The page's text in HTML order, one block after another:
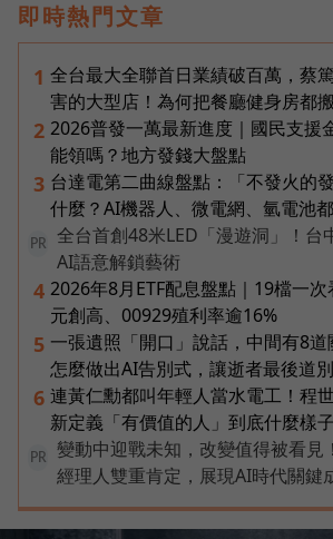
即時熱門文章
1 全台最大全聯首日業績破百萬，蔡
害的大型店！為何把餐廳健身房都
2 2026普發一萬最新進度｜國民支援
能領嗎？地方發錢大盤點
3 台達電第二曲線盤點：「不發火的
什麼？AI機器人、微電網、氫電池
PR
全台首創48米LED「漫遊洞」！台
AI語意解鎖藝術
4 2026年8月ETF配息盤點｜19檔一
元創高、00929殖利率逾16%
5 一張遺照「開口」說話，中間有8
怎麼做出AI告別式，讓逝者最後道
6 連黃仁勳都叫年輕人當水電工！程
新定義「有價值的人」到底什麼樣
PR
變動中迎戰未知，改變值得被看見
經理人雙重肯定，展現AI時代關鍵